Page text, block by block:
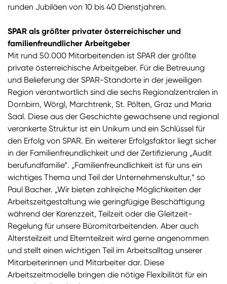
runden Jubiläen von 10 bis 40 Dienstjahren.
SPAR als größter privater österreichischer und
familienfreundlicher Arbeitgeber
Mit rund 50.000 Mitarbeitenden ist SPAR der größte
private österreichische Arbeitgeber. Für die Betreuung
und Belieferung der SPAR-Standorte in der jeweiligen
Region verantwortlich sind die sechs Regionalzentralen in
Dornbirn, Wörgl, Marchtrenk, St. Pölten, Graz und Maria
Saal. Diese aus der Geschichte gewachsene und regional
verankerte Struktur ist ein Unikum und ein Schlüssel für
den Erfolg von SPAR. Ein weiterer Erfolgsfaktor liegt sicher
in der Familienfreundlichkeit und der Zertifizierung „Audit
berufundfamilie“. „Familienfreundlichkeit ist für uns ein
wichtiges Thema und Teil der Unternehmenskultur,“ so
Paul Bacher. „Wir bieten zahlreiche Möglichkeiten der
Arbeitszeitgestaltung wie geringfügige Beschäftigung
während der Karenzzeit, Teilzeit oder die Gleitzeit-
Regelung für unsere Büromitarbeitenden. Aber auch
Altersteilzeit und Elternteilzeit wird gerne angenommen
und stellt einen wichtigen Teil im Arbeitsalltag unserer
Mitarbeiterinnen und Mitarbeiter dar. Diese
Arbeitszeitmodelle bringen die nötige Flexibilität für ein